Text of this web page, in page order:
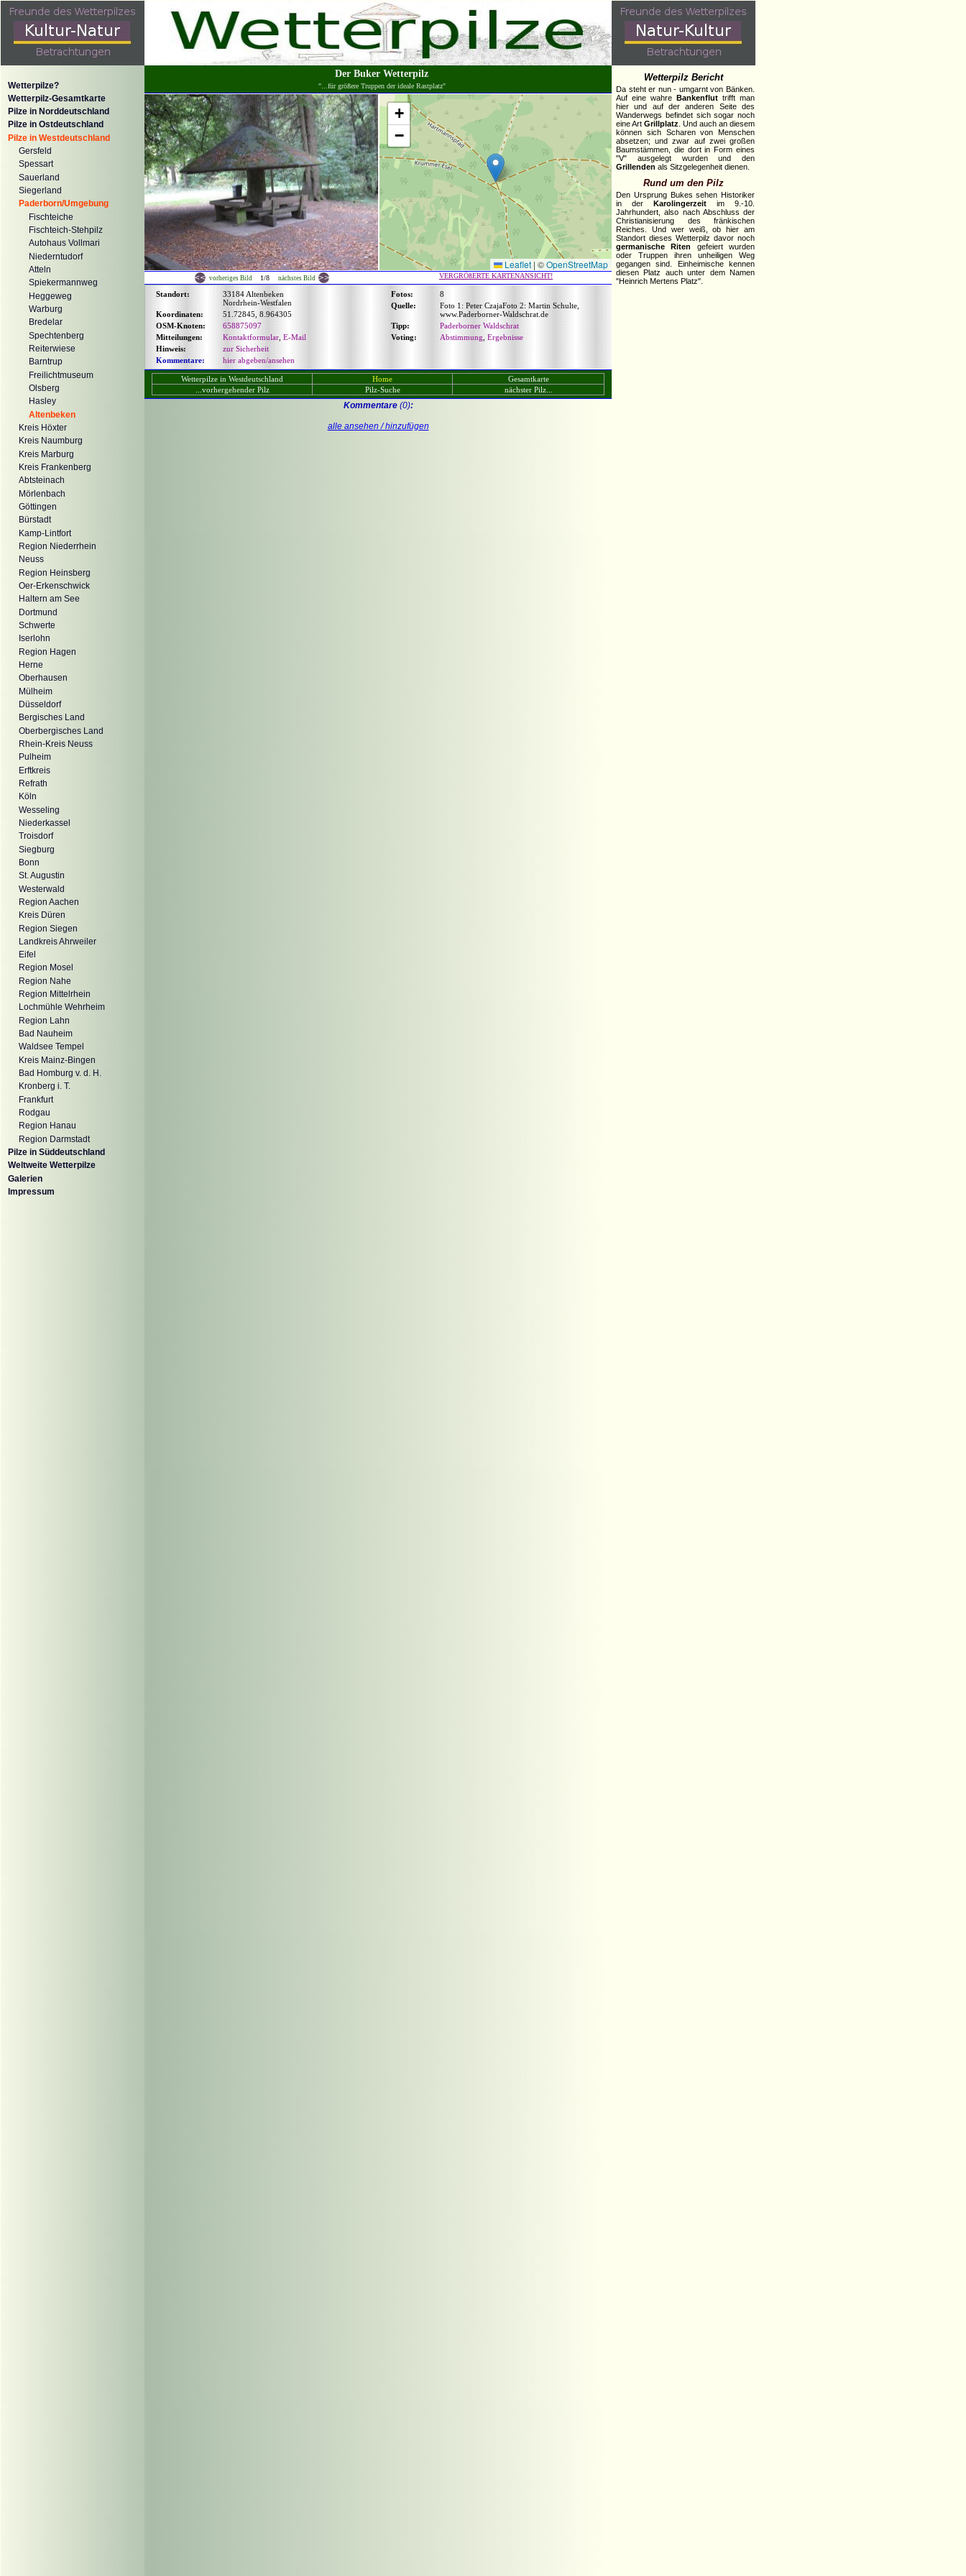
Wetterpilze?
Wetterpilz-Gesamtkarte
Pilze in Norddeutschland
Pilze in Ostdeutschland
Pilze in Westdeutschland
Gersfeld
Spessart
Sauerland
Siegerland
Paderborn/Umgebung
Fischteiche
Fischteich-Stehpilz
Autohaus Vollmari
Niederntudorf
Atteln
Spiekermannweg
Heggeweg
Warburg
Bredelar
Spechtenberg
Reiterwiese
Barntrup
Freilichtmuseum
Olsberg
Hasley
Altenbeken
Kreis Höxter
Kreis Naumburg
Kreis Marburg
Kreis Frankenberg
Abtsteinach
Mörlenbach
Göttingen
Bürstadt
Kamp-Lintfort
Region Niederrhein
Neuss
Region Heinsberg
Oer-Erkenschwick
Haltern am See
Dortmund
Schwerte
Iserlohn
Region Hagen
Herne
Oberhausen
Mülheim
Düsseldorf
Bergisches Land
Oberbergisches Land
Rhein-Kreis Neuss
Pulheim
Erftkreis
Refrath
Köln
Wesseling
Niederkassel
Troisdorf
Siegburg
Bonn
St. Augustin
Westerwald
Region Aachen
Kreis Düren
Region Siegen
Landkreis Ahrweiler
Eifel
Region Mosel
Region Nahe
Region Mittelrhein
Lochmühle Wehrheim
Region Lahn
Bad Nauheim
Waldsee Tempel
Kreis Mainz-Bingen
Bad Homburg v. d. H.
Kronberg i. T.
Frankfurt
Rodgau
Region Hanau
Region Darmstadt
Pilze in Süddeutschland
Weltweite Wetterpilze
Galerien
Impressum
Der Buker Wetterpilz
"...für größere Truppen der ideale Rastplatz"
+
−
Leaflet | ©OpenStreetMap
vorheriges Bild 1/8 nächstes Bild VERGRÖßERTE KARTENANSICHT!
Standort:
33184 Altenbeken
Nordrhein-Westfalen
Koordinaten:
51.72845, 8.964305
OSM-Knoten:
658875097
Mitteilungen:
Kontaktformular E-Mail
Hinweis:
zur Sicherheit
Kommentare:
hier abgeben/ansehen
Fotos:
8
Quelle:
Foto 1: Peter CzajaFoto 2: Martin Schulte,
www.Paderborner-Waldschrat.de
Tipp:
Paderborner Waldschrat
Voting:
Abstimmung Ergebnisse
Wetterpilze in Westdeutschland Home
Gesamtkarte
...vorhergehender Pilz
Pilz-Suche nächster Pilz...
Kommentare(0):
alle ansehen / hinzufügen
Wetterpilz Bericht
Da steht er nun - umgarnt von Bänken.
Auf eine wahre Bankenflut trifft man
hier und auf der anderen Seite des
Wanderwegs befindet sich sogar noch
eine Art Grillplatz . Und auch an diesem
können sich Scharen von Menschen
absetzen; und zwar auf zwei großen
Baumstämmen, die dort in Form eines
"V" ausgelegt wurden und den
Grillenden als Sitzgelegenheit dienen.
Rund um den Pilz
Den Ursprung Bukes sehen Historiker
in der Karolingerzeit im 9.-10.
Jahrhundert, also nach Abschluss der
Christianisierung des fränkischen
Reiches. Und wer weiß, ob hier am
Standort dieses Wetterpilz davor noch
germanische Riten
gefeiert wurden
oder Truppen ihren unheiligen Weg
gegangen sind. Einheimische kennen
diesen Platz auch unter dem Namen
"Heinrich Mertens Platz".